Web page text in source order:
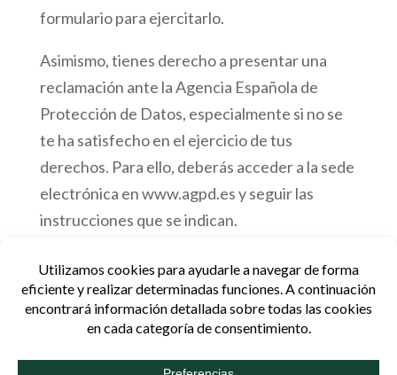
formulario para ejercitarlo.
Asimismo, tienes derecho a presentar una
reclamación ante la Agencia Española de
Protección de Datos, especialmente si no se
te ha satisfecho en el ejercicio de tus
derechos. Para ello, deberás acceder a la sede
electrónica en www.agpd.es y seguir las
instrucciones que se indican.
Aviso legal